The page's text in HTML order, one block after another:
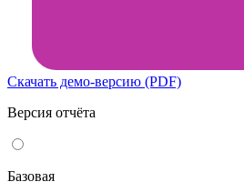
Скачать демо-версию (PDF)
Версия отчёта
Базовая